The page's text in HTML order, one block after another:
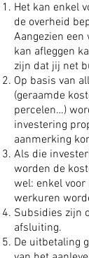
Het kan enkel
de overheid
Aangezien
kan afleggen
zijn dat jij net
Op basis van
(geraamde
percelen…)
investering
aanmerking
Als die
worden de
wel: enkel
werkuren
Subsidies zijn
afsluiting.
De uitbetaling